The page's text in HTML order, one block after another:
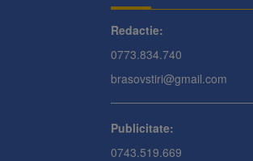
Redactie:
0773.834.740
brasovstiri@gmail.com
Publicitate:
0743.519.669